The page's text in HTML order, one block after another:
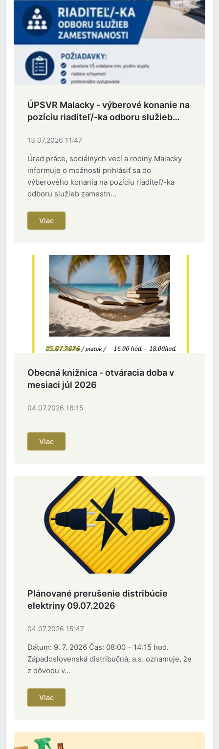
ÚPSVR Malacky - výberové konanie na
pozíciu riaditeľ/-ka odboru služieb
13.07.2026 11:47
Úrad práce, sociálnych vecí a rodiny Malacky
informuje o možnosti prihlásiť sa do
výberového konania na pozíciu riaditeľ/-ka
odboru služieb zamestn...
Viac
Obecná knižnica - otváracia doba v
mesiaci júl 2026
04.07.2026 16:15
Viac
Plánované prerušenie distribúcie
elektriny 09.07.2026
04.07.2026 15:47
Dátum: 9. 7. 2026 Čas: 08:00 – 14:15 hod.
Západoslovenská distribučná, a.s. oznamuje, že
z dôvodu v...
Viac